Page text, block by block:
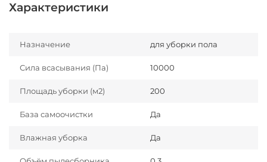
Характеристики
Назначение для уборки пола
Сила всасывания (Па) 10000
Площадь уборки (м2) 200
База самоочистки Да
Влажная уборка Да